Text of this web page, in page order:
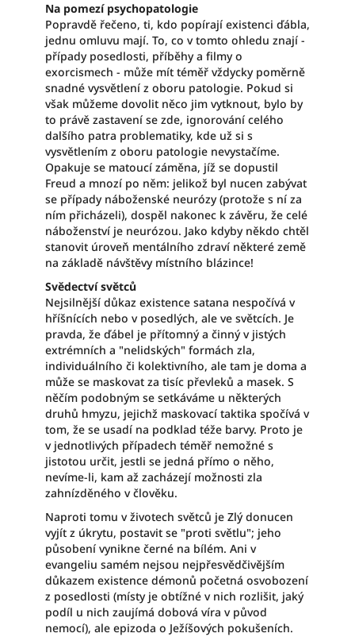
Na pomezí psychopatologie
Popravdě řečeno, ti, kdo popírají existenci ďábla,
jednu omluvu mají. To, co v tomto ohledu znají -
případy posedlosti, příběhy a filmy o
exorcismech - může mít téměř vždycky poměrně
snadné vysvětlení z oboru patologie. Pokud si
však můžeme dovolit něco jim vytknout, bylo by
to právě zastavení se zde, ignorování celého
dalšího patra problematiky, kde už si s
vysvětlením z oboru patologie nevystačíme.
Opakuje se matoucí záměna, jíž se dopustil
Freud a mnozí po něm: jelikož byl nucen zabývat
se případy náboženské neurózy (protože s ní za
ním přicházeli), dospěl nakonec k závěru, že celé
náboženství je neurózou. Jako kdyby někdo chtěl
stanovit úroveň mentálního zdraví některé země
na základě návštěvy místního blázince!
Svědectví světců
Nejsilnější důkaz existence satana nespočívá v
hříšnících nebo v posedlých, ale ve světcích. Je
pravda, že ďábel je přítomný a činný v jistých
extrémních a "nelidských" formách zla,
individuálního či kolektivního, ale tam je doma a
může se maskovat za tisíc převleků a masek. S
něčím podobným se setkáváme u některých
druhů hmyzu, jejichž maskovací taktika spočívá v
tom, že se usadí na podklad téže barvy. Proto je
v jednotlivých případech téměř nemožné s
jistotou určit, jestli se jedná přímo o něho,
nevíme-li, kam až zacházejí možnosti zla
zahnízděného v člověku.
Naproti tomu v životech světců je Zlý donucen
vyjít z úkrytu, postavit se "proti světlu"; jeho
působení vynikne černé na bílém. Ani v
evangeliu samém nejsou nejpřesvědčivějším
důkazem existence démonů početná osvobození
z posedlosti (místy je obtížné v nich rozlišit, jaký
podíl u nich zaujímá dobová víra v původ
nemocí), ale epizoda o Ježíšových pokušeních.